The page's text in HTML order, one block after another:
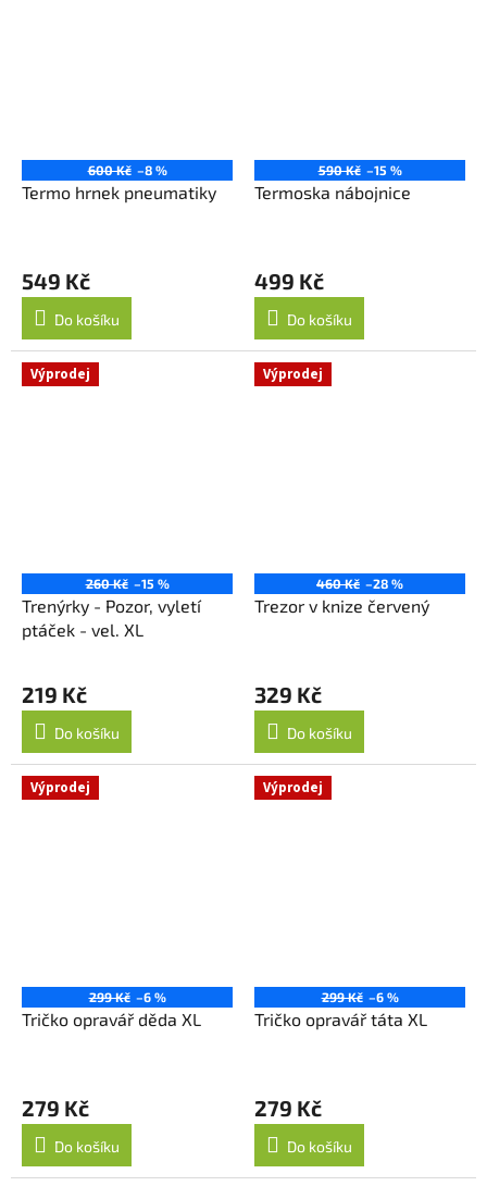
600 Kč –8 %
Termo hrnek pneumatiky
549 Kč
Do košíku
590 Kč –15 %
Termoska nábojnice
499 Kč
Do košíku
Výprodej
260 Kč –15 %
Trenýrky - Pozor, vyletí
ptáček - vel. XL
219 Kč
Do košíku
Výprodej
460 Kč –28 %
Trezor v knize červený
329 Kč
Do košíku
Výprodej
299 Kč –6 %
Tričko opravář děda XL
279 Kč
Do košíku
Výprodej
299 Kč –6 %
Tričko opravář táta XL
279 Kč
Do košíku